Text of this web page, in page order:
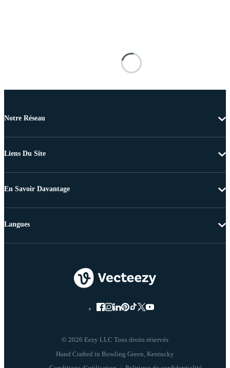
Notre Réseau
Liens Du Site
En Savoir Davantage
© 2026 Eezy LLC Tous droits réservés
Langues